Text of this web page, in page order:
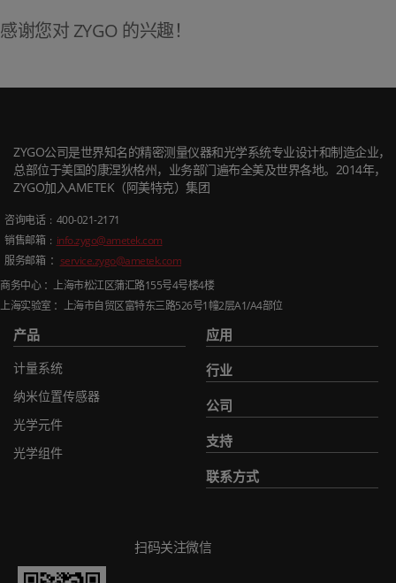
感谢您对 ZYGO 的兴趣！
ZYGO公司是世界知名的精密测量仪器和光学系统专业设计和制造企业，
总部位于美国的康涅狄格州，业务部门遍布全美及世界各地。2014年，
ZYGO加入AMETEK（阿美特克）集团
咨询电话: 400-021-2171
销售邮箱 : info.zygo@ametek.com
服务邮箱 ： service.zygo@ametek.com
商务中心 ：上海市松江区蒲汇路155号4号楼4楼
上海实验室 ：上海市自贸区富特东三路526号1幢2层A1/A4部位
产品
计量系统
纳米位置传感器
光学元件
光学组件
应用
行业
公司
支持
联系方式
扫码关注微信